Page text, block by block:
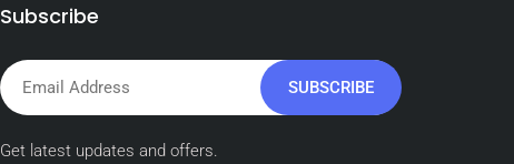
Subscribe
SUBSCRIBE
Get latest updates and offers.